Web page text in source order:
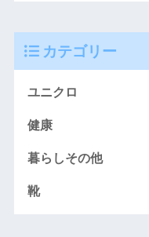
カテゴリー
ユニクロ
健康
暮らしその他
靴